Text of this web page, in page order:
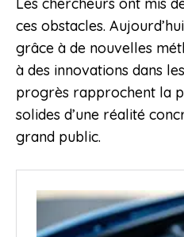
Les chercheurs ont mis
ces obstacles.
grâce à de nouvelles
à des innovations dans
progrès rapprochent la
solides d’une réalité
grand public.